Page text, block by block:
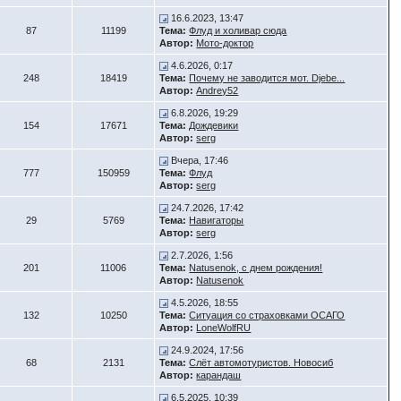
87 11199
16.6.2023, 13:47
Тема: Флуд и холивар сюда
Автор: Мото-доктор
248 18419
4.6.2026, 0:17
Тема: Почему не заводится мот. Djebe...
Автор: Andrey52
154 17671
6.8.2026, 19:29
Тема: Дождевики
Автор: serg
777 150959
Вчера, 17:46
Тема: Флуд
Автор: serg
29 5769
24.7.2026, 17:42
Тема: Навигаторы
Автор: serg
201 11006
2.7.2026, 1:56
Тема: Natusenok, с днем рождения!
Автор: Natusenok
132 10250
4.5.2026, 18:55
Тема: Ситуация со страховками ОСАГО
Автор: LoneWolfRU
68 2131
24.9.2024, 17:56
Тема: Слёт автомотуристов. Новосиб
Автор: карандаш
6.5.2025, 10:39